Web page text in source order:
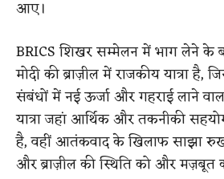
आए।
BRICS शिखर सम्मेलन में भाग लेने के
मोदी की ब्राज़ील में राजकीय यात्रा है,
संबंधों में नई ऊर्जा और गहराई लाने
यात्रा जहां आर्थिक और तकनीकी
है, वहीं आतंकवाद के खिलाफ साझा
और ब्राज़ील की स्थिति को और मज़बूत